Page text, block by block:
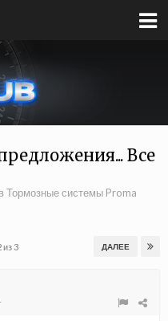
Все
в Тормозные системы Proma
ДАЛЕЕ
из 3